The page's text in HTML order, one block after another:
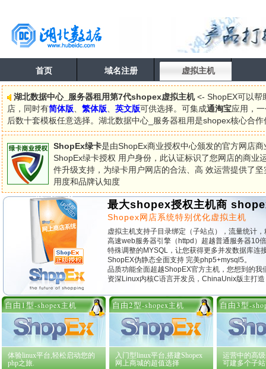
首页 域名注册 虚拟主机
湖北数据中心_服务器租用第7代shopex虚拟主机<- ShopEX可以帮
店，同时有简体版 繁体版 英文版可供选择。可集成通淘宝应用，
后数十套模板任意选择。湖北数据中心_服务器租用是shopex核心合
ShopEx绿卡是由ShopEx商业授权中心颁发的官方网店
ShopEx绿卡授权 用户身份，此认证标识了您网店的商业
件升级支持，为绿卡用户网店的合法、高 效运营提供了
用度和品牌认知度
最大shopex授权主机商
Shopex网店系统特别优化虚拟主机
虚拟主机支持子目录绑定（子站点），流量统计
高速web服务器引擎（httpd）超越普通服务器10
特殊调整的MYSQL，让您获得更多并发数据库连
ShopEX伪静态全面支持 完美php5+mysql5。
品质功能全面超越ShopEX官方主机，您想到的我
资深Linux内核C语言开发员，ChinaUnix版主打
自由1型-shopex主机
体验linux平台,轻松启动您的
php之旅.
自由2型-shopex主机
入门型linux平台,搭建Shopex
网上商城的超值选择
自由3型-
运营中的高
可建多个子